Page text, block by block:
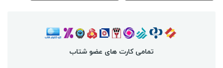
تمامی کارت های عضو شتاب